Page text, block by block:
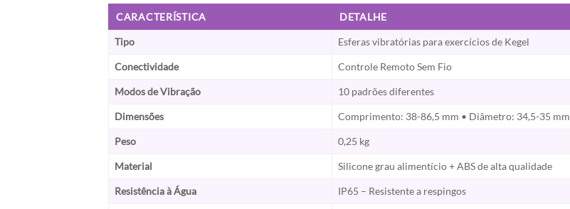
CARACTERÍSTICA DETALHE
Tipo Esferas vibratórias para exercícios de Kegel
Conectividade Controle Remoto Sem Fio
Modos de Vibração 10 padrões diferentes
Dimensões Comprimento: 38-86,5 mm • Diâmetro: 34,5-35 mm
Peso 0,25 kg
Material Silicone grau alimentício + ABS de alta qualidade
Resistência à Água IP65 – Resistente a respingos